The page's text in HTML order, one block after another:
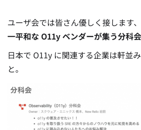
ユーザ会では皆さん優しく接します
一平和な O11y ベンダーが集う分科会
日本で O11y に関連する企業は軒並
と。